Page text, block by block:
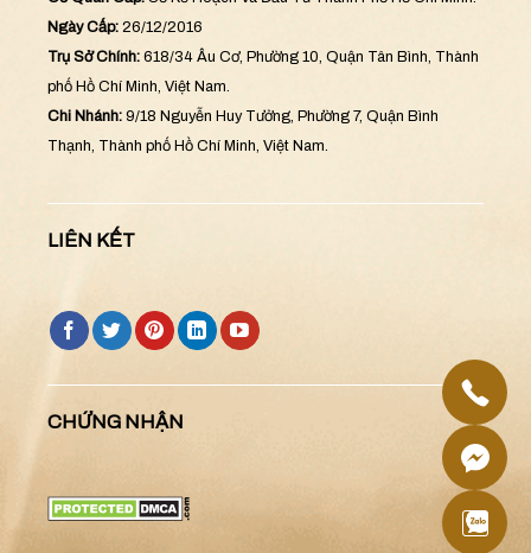
Ngày Cấp: 26/12/2016
Trụ Sở Chính: 618/34 Âu Cơ, Phường 10, Quận Tân Bình, Thành
phố Hồ Chí Minh, Việt Nam.
Chi Nhánh: 9/18 Nguyễn Huy Tưởng, Phường 7, Quận Bình
Thạnh, Thành phố Hồ Chí Minh, Việt Nam.
LIÊN KẾT
CHỨNG NHẬN